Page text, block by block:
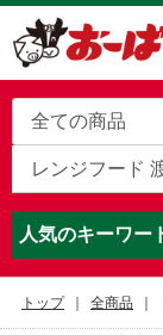
人気のキーワー
トップ 全商品